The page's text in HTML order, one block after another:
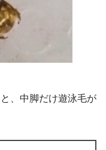
、中脚だけ遊泳毛が